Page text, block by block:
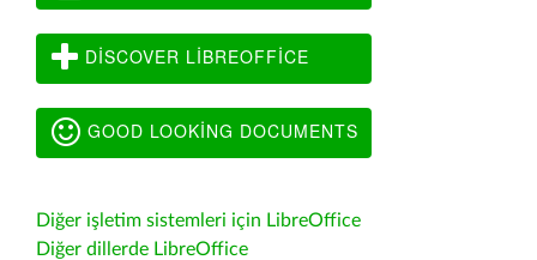
DISCOVER LIBREOFFICE
GOOD LOOKING DOCUMENTS
Diğer işletim sistemleri için LibreOffice
Diğer dillerde LibreOffice